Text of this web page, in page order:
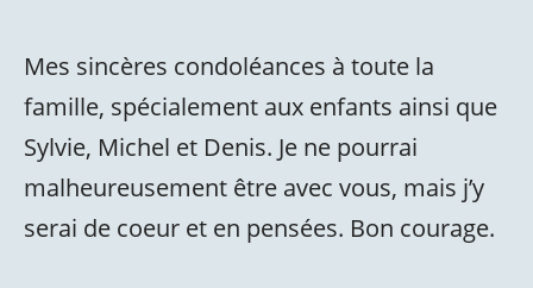
Mes sincères condoléances à toute la
famille, spécialement aux enfants ainsi que
Sylvie, Michel et Denis. Je ne pourrai
malheureusement être avec vous, mais j’y
serai de coeur et en pensées. Bon courage.